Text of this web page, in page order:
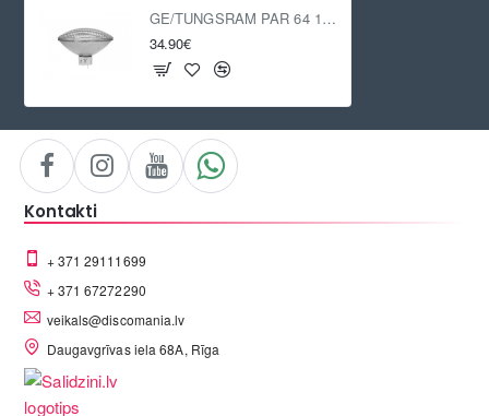
GE/TUNGSRAM PAR 64 1000W WFL
34.90€
Kontakti
+ 371 29111699
+ 371 67272290
veikals@discomania.lv
Daugavgrīvas iela 68A, Rīga